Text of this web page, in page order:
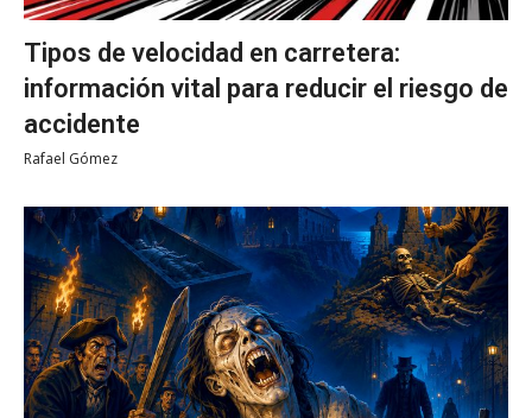
Tipos de velocidad en carretera:
información vital para reducir el riesgo de
accidente
Rafael Gómez